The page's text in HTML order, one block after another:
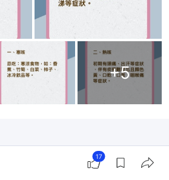
+5
17